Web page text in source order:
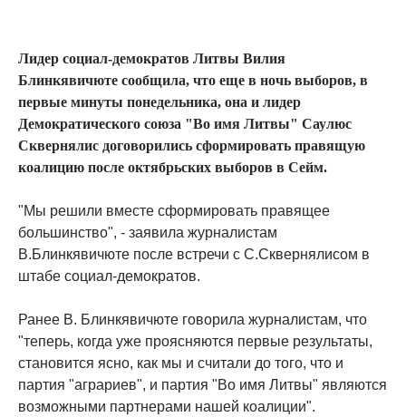
Лидер социал-демократов Литвы Вилия
Блинкявичюте сообщила, что еще в ночь выборов, в
первые минуты понедельника, она и лидер
Демократического союза "Во имя Литвы" Саулюс
Сквернялис договорились сформировать правящую
коалицию после октябрьских выборов в Сейм.
"Мы решили вместе сформировать правящее
большинство", - заявила журналистам
В.Блинкявичюте после встречи с С.Сквернялисом в
штабе социал-демократов.
Ранее В. Блинкявичюте говорила журналистам, что
"теперь, когда уже проясняются первые результаты,
становится ясно, как мы и считали до того, что и
партия "аграриев", и партия "Во имя Литвы" являются
возможными партнерами нашей коалиции".